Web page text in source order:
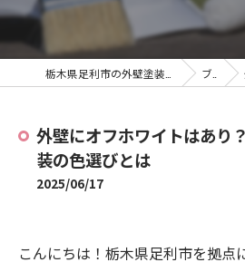
ブログ
外壁にオフホワイトはあり
装の色選びとは
2025/06/17
こんにちは！栃木県足利市を拠点